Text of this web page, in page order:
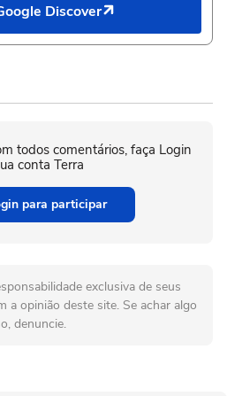
Discover
todos comentários, faça Login
conta Terra
para participar
exclusiva de seus
a opinião deste site. Se achar algo
denuncie.